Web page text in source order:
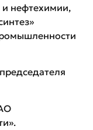
и нефтехимии,